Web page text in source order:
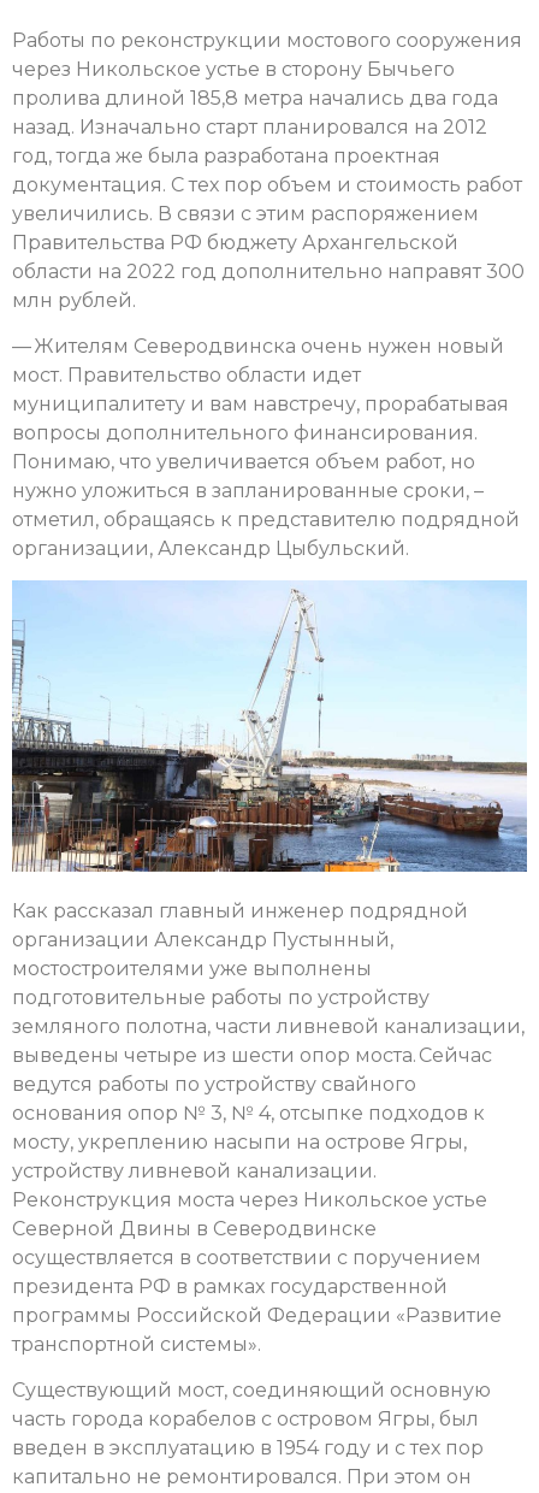
Работы по реконструкции мостового сооружения
через Никольское устье в сторону Бычьего
пролива длиной 185,8 метра начались два года
назад. Изначально старт планировался на 2012
год, тогда же была разработана проектная
документация. С тех пор объем и стоимость работ
увеличились. В связи с этим распоряжением
Правительства РФ бюджету Архангельской
области на 2022 год дополнительно направят 300
млн рублей.
— Жителям Северодвинска очень нужен новый
мост. Правительство области идет
муниципалитету и вам навстречу, прорабатывая
вопросы дополнительного финансирования.
Понимаю, что увеличивается объем работ, но
нужно уложиться в запланированные сроки, –
отметил, обращаясь к представителю подрядной
организации, Александр Цыбульский.
Как рассказал главный инженер подрядной
организации Александр Пустынный,
мостостроителями уже выполнены
подготовительные работы по устройству
земляного полотна, части ливневой канализации,
выведены четыре из шести опор моста. Сейчас
ведутся работы по устройству свайного
основания опор № 3, № 4, отсыпке подходов к
мосту, укреплению насыпи на острове Ягры,
устройству ливневой канализации.
Реконструкция моста через Никольское устье
Северной Двины в Северодвинске
осуществляется в соответствии с поручением
президента РФ в рамках государственной
программы Российской Федерации «Развитие
транспортной системы».
Существующий мост, соединяющий основную
часть города корабелов с островом Ягры, был
введен в эксплуатацию в 1954 году и с тех пор
капитально не ремонтировался. При этом он